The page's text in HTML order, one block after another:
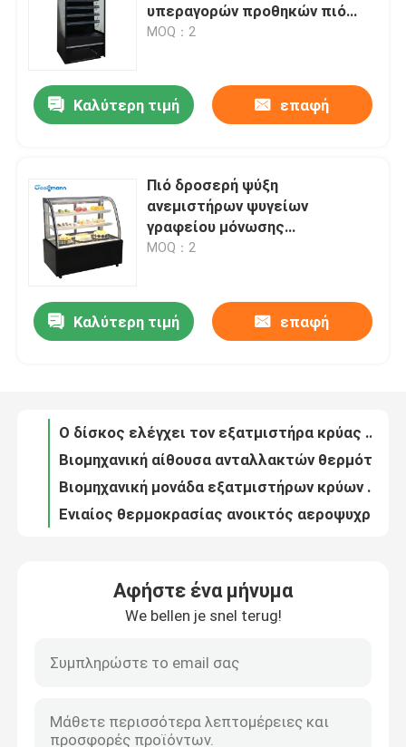
Σπίτι
Προϊόντα
Βίντεο
Γύρος εργοστασίων
Ποιοτικός έλεγχος
Ζητήστε ένα απόσπασμα
Ανοικτό ψυγείο επίδειξης
υπεραγορών προθηκών πιό
ψυχρό
MOQ：2
Καλύτερη τιμή επαφή
Πιό δροσερή ψύξη
ανεμιστήρων ψυγείων
γραφείου μόνωσης
πολυουρεθάνιου αφρού
MOQ：2
Καλύτερη τιμή επαφή
Ο δίσκος ελέγχει τον εξατμιστήρα κρύας αποθήκευσης, εξατμιστήρας δωματίων αιθουσών παγώματος αέρα
4 στρώμα φρούτων επίδειξης πιό δροσερό, τοποθετημένο σε στρώματα αέρα ψυγείο επίδειξης κουρτινών φυτικό
Πολυ επιπέδων ανοικτό γραφείο ψυγείων αεροψυχραντήρων υπεραγορών επίδειξης πιό ψυχρό κάθετο
Αυτόματος ξεπαγώστε το ανοικτό πιό ψυχρό γραφείο επίδειξης με το δοχείο ψύξης κουρτινών αέρα αέρα νύχτας
Ανοικτό μπροστινό ψυγείο επίδειξης υπεραγορών, ανοικτό γραφείο ψυγείων Multideck φρούτων κουρτινών αέρα
Αφήστε ένα μήνυμα
We bellen je snel terug!